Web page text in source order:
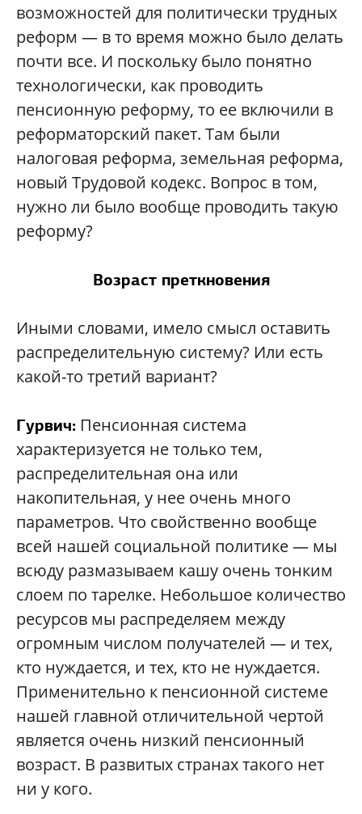
возможностей для политически трудных
реформ — в то время можно было делать
почти все. И поскольку было понятно
технологически, как проводить
пенсионную реформу, то ее включили в
реформаторский пакет. Там были
налоговая реформа, земельная реформа,
новый Трудовой кодекс. Вопрос в том,
нужно ли было вообще проводить такую
реформу?
Возраст преткновения
Иными словами, имело смысл оставить
распределительную систему? Или есть
какой-то третий вариант?
Гурвич: Пенсионная система
характеризуется не только тем,
распределительная она или
накопительная, у нее очень много
параметров. Что свойственно вообще
всей нашей социальной политике — мы
всюду размазываем кашу очень тонким
слоем по тарелке. Небольшое количество
ресурсов мы распределяем между
огромным числом получателей — и тех,
кто нуждается, и тех, кто не нуждается.
Применительно к пенсионной системе
нашей главной отличительной чертой
является очень низкий пенсионный
возраст. В развитых странах такого нет
ни у кого.